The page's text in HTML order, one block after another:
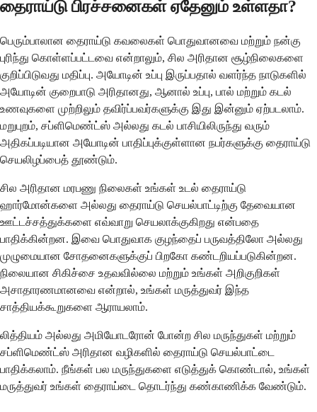
தைராய்டு பிரச்சனைகள் ஏதேனும் உள்ளதா?
பெரும்பாலான தைராய்டு கவலைகள் பொதுவானவை மற்றும் நன்கு
புரிந்து கொள்ளப்பட்டவை என்றாலும், சில அரிதான சூழ்நிலைகளை
குறிப்பிடுவது மதிப்பு. அயோடின் உப்பு இருப்பதால் வளர்ந்த நாடுகளில்
அயோடின் குறைபாடு அரிதானது, ஆனால் உப்பு, பால் மற்றும் கடல்
உணவுகளை முற்றிலும் தவிர்ப்பவர்களுக்கு இது இன்னும் ஏற்படலாம்.
மறுபுறம், சப்ளிமெண்ட்ஸ் அல்லது கடல் பாசியிலிருந்து வரும்
அதிகப்படியான அயோடின் பாதிப்புக்குள்ளான நபர்களுக்கு தைராய்டு
செயலிழப்பைத் தூண்டும்.
சில அரிதான மரபணு நிலைகள் உங்கள் உடல் தைராய்டு
ஹார்மோன்களை அல்லது தைராய்டு செயல்பாட்டிற்கு தேவையான
ஊட்டச்சத்துக்களை எவ்வாறு செயலாக்குகிறது என்பதை
பாதிக்கின்றன. இவை பொதுவாக குழந்தைப் பருவத்திலோ அல்லது
முழுமையான சோதனைகளுக்குப் பிறகோ கண்டறியப்படுகின்றன.
நிலையான சிகிச்சை உதவவில்லை மற்றும் உங்கள் அறிகுறிகள்
அசாதாரணமானவை என்றால், உங்கள் மருத்துவர் இந்த
சாத்தியக்கூறுகளை ஆராயலாம்.
லித்தியம் அல்லது அமியோடரோன் போன்ற சில மருந்துகள் மற்றும்
சப்ளிமெண்ட்ஸ் அரிதான வழிகளில் தைராய்டு செயல்பாட்டை
பாதிக்கலாம். நீங்கள் பல மருந்துகளை எடுத்துக் கொண்டால், உங்கள்
மருத்துவர் உங்கள் தைராய்டை தொடர்ந்து கண்காணிக்க வேண்டும்.